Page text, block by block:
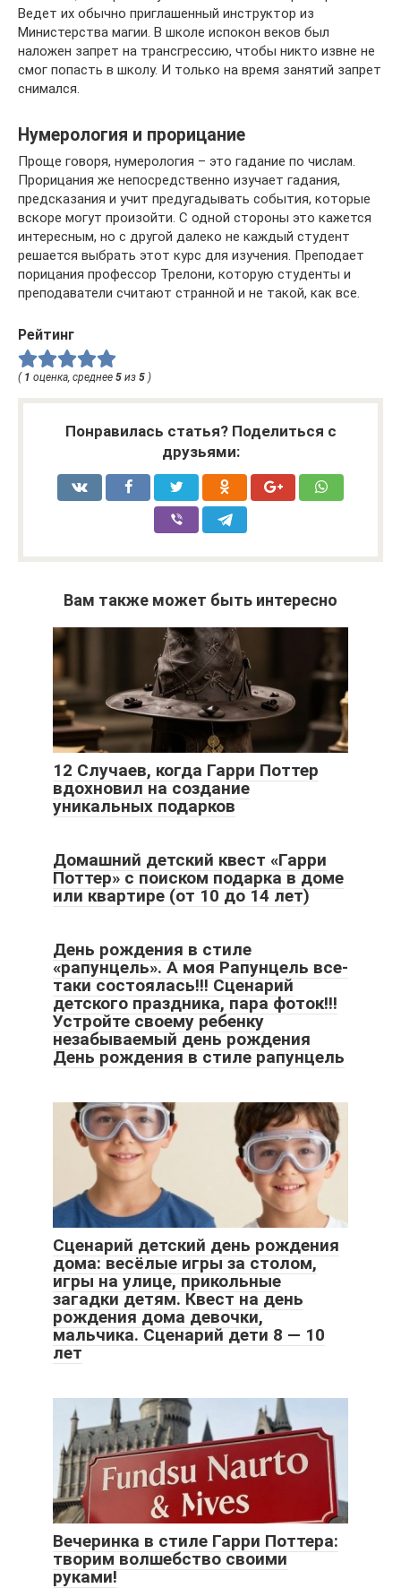
Ведет их обычно приглашенный инструктор из
Министерства магии. В школе испокон веков был
наложен запрет на трансгрессию, чтобы никто извне не
смог попасть в школу. И только на время занятий запрет
снимался.
Нумерология и прорицание
Проще говоря, нумерология – это гадание по числам.
Прорицания же непосредственно изучает гадания,
предсказания и учит предугадывать события, которые
вскоре могут произойти. С одной стороны это кажется
интересным, но с другой далеко не каждый студент
решается выбрать этот курс для изучения. Преподает
порицания профессор Трелони, которую студенты и
преподаватели считают странной и не такой, как все.
Рейтинг
( 1 оценка, среднее 5 из 5 )
Понравилась статья? Поделиться с
друзьями:
Вам также может быть интересно
12 Случаев, когда Гарри Поттер
вдохновил на создание
уникальных подарков
Домашний детский квест «Гарри
Поттер» с поиском подарка в доме
или квартире (от 10 до 14 лет)
День рождения в стиле
«рапунцель». А моя Рапунцель все-
таки состоялась!!! Сценарий
детского праздника, пара фоток!!!
Устройте своему ребенку
незабываемый день рождения
День рождения в стиле рапунцель
Сценарий детский день рождения
дома: весёлые игры за столом,
игры на улице, прикольные
загадки детям. Квест на день
рождения дома девочки,
мальчика. Сценарий дети 8 — 10
лет
Вечеринка в стиле Гарри Поттера:
творим волшебство своими
руками!